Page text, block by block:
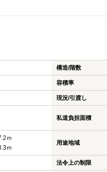
構造/階数
容積率
現況/引渡し
私道負担面積
ｍ
ｍ
用途地域
法令上の制限